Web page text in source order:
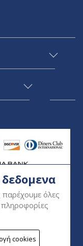
όλες
πληροφορίες
cookies